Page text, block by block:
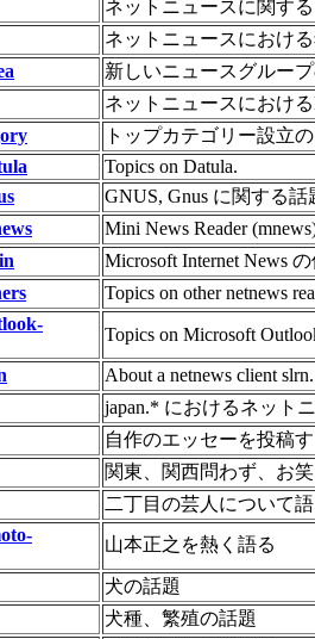
ネットニュースに関す
ネットニュースにおけ
新しいニュースグルー
ネットニュースにおけ
トップカテゴリー設立
Topics on Datula.
GNUS, Gnus に関する話
Mini News Reader
Microsoft Internet News
Topics on other netnews
Topics on Microsoft
About a netnews client slrn.
japan.* におけるネット
自作のエッセーを投稿
関東、関西問わず、お
二丁目の芸人について
山本正之を熱く語る
犬の話題
犬種、繁殖の話題